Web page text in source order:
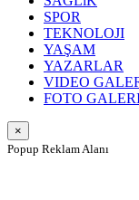
SPOR
TEKNOLOJI
YAŞAM
YAZARLAR
VIDEO
FOTO
×
Popup Reklam Alanı